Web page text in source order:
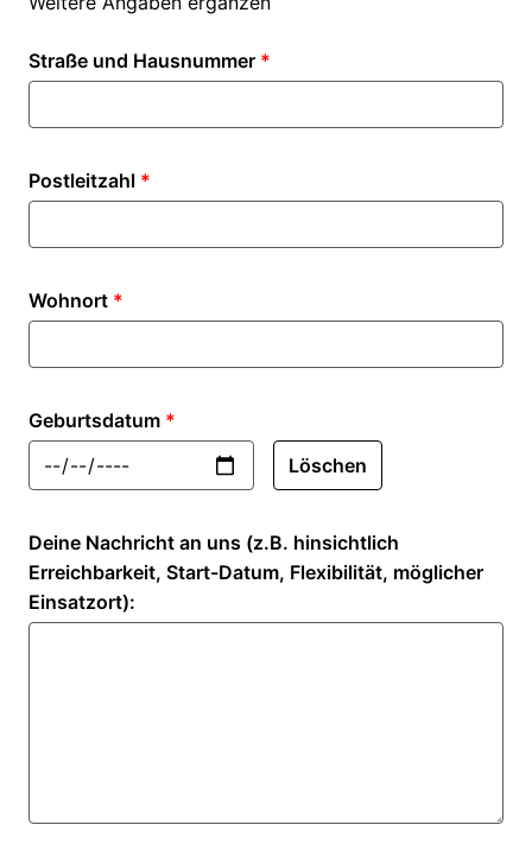
Straße und Hausnummer *
Postleitzahl *
Wohnort *
Geburtsdatum *
Löschen
Deine Nachricht an uns (z.B. hinsichtlich
Erreichbarkeit, Start-Datum, Flexibilität, möglicher
Einsatzort):